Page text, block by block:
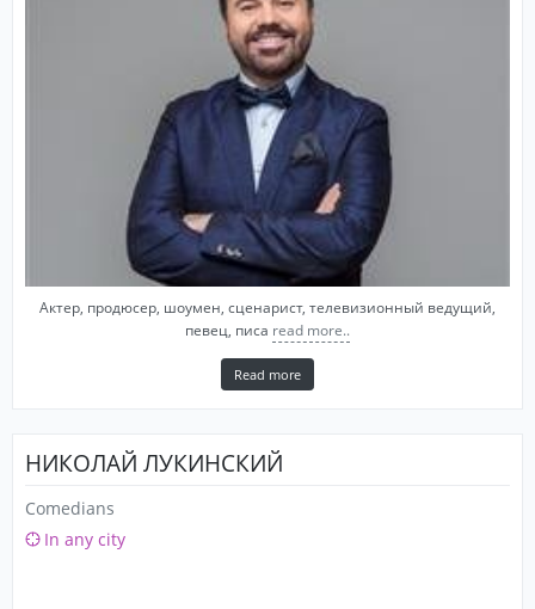
Актер, продюсер, шоумен, сценарист, телевизионный ведущий,
певец, писа read more..
Read more
НИКОЛАЙ ЛУКИНСКИЙ
Comedians
In any city